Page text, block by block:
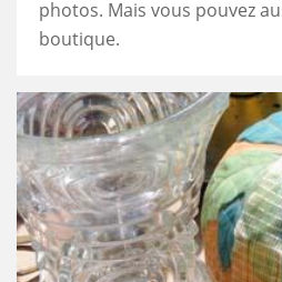
photos. Mais vous pouvez
boutique.